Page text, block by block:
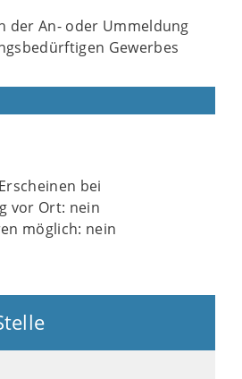
der An- oder Ummeldung
Gewerbes
bei
vor Ort: nein
möglich: nein